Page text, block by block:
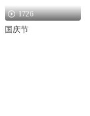
1726
国庆节